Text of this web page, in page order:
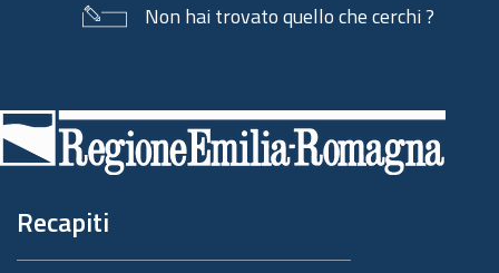
Non hai trovato quello che cerchi ?
di
pagina
Recapiti